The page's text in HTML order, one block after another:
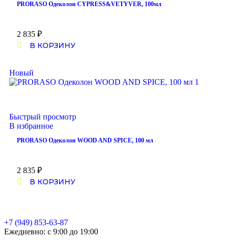
PRORASO Одеколон CYPRESS&VETYVER, 100мл
2 835 ₽
В КОРЗИНУ
Новый
Быстрый просмотр
В избранное
PRORASO Одеколон WOOD AND SPICE, 100 мл
2 835 ₽
В КОРЗИНУ
+7 (949) 853-63-87
Ежедневно: с 9:00 до 19:00